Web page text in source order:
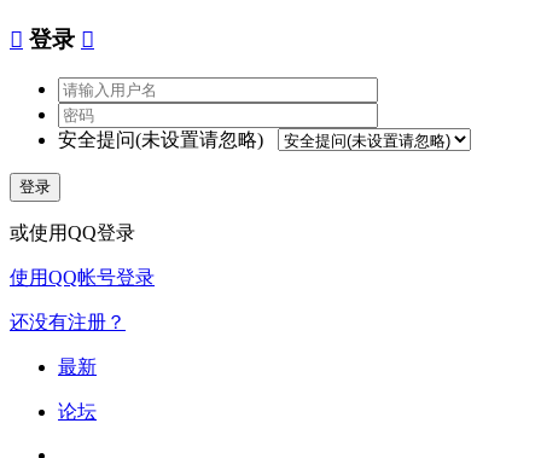
 登录 
安全提问(未设置请忽略)
登录
或使用QQ登录
使用QQ帐号登录
还没有注册？
最新
论坛